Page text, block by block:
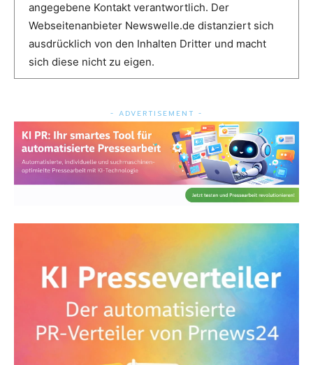
angegebene Kontakt verantwortlich. Der
Webseitenanbieter Newswelle.de distanziert sich
ausdrücklich von den Inhalten Dritter und macht
sich diese nicht zu eigen.
- ADVERTISEMENT -